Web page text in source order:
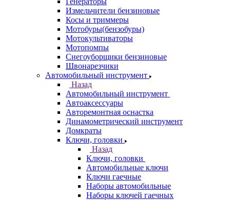
Измельчители бензиновые
Косы и триммеры
Мотобуры(бензобуры)
Мотокультиваторы
Мотопомпы
Снегоуборщики бензиновые
Швонарезчики
Автомобильный инструмент
Назад
Автомобильный инструмент
Автоаксессуары
Авторемонтная оснастка
Динамометрический инструмент
Домкраты
Ключи, головки
Назад
Ключи, головки
Автомобильные ключи
Ключи гаечные
Наборы автомобильные
Наборы ключей гаечных